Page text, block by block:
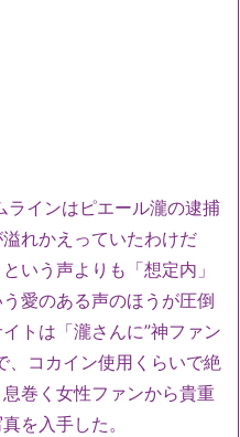
インはピエール瀧の逮捕
れかえっていたわけだ
いう声よりも「想定内」
愛のある声のほうが圧倒
トは「瀧さんに”神ファン
、コカイン使用くらいで絶
巻く女性ファンから貴重
を入手した。